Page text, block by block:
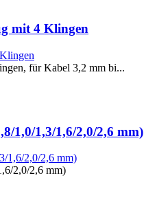
mit 4 Klingen
für Kabel 3,2 mm bi...
1,0/1,3/1,6/2,0/2,6 mm)
2,0/2,6 mm)